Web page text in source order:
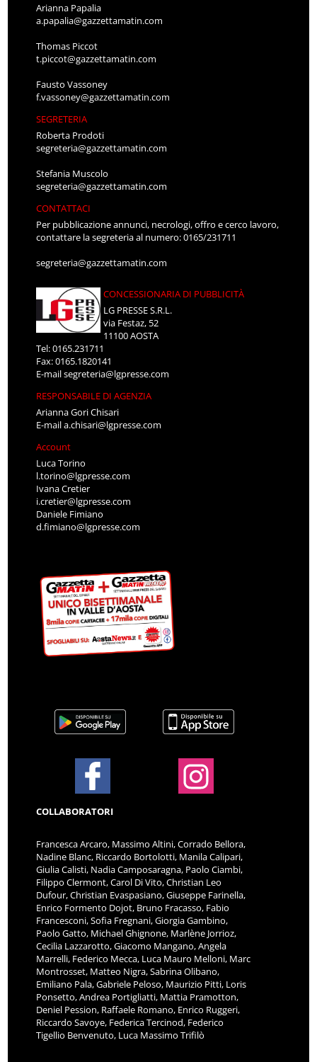
Arianna Papalia
a.papalia@gazzettamatin.com
Thomas Piccot
t.piccot@gazzettamatin.com
Fausto Vassoney
f.vassoney@gazzettamatin.com
SEGRETERIA
Roberta Prodoti
segreteria@gazzettamatin.com
Stefania Muscolo
segreteria@gazzettamatin.com
CONTATTACI
Per pubblicazione annunci, necrologi, offro e cerco lavoro,
contattare la segreteria al numero: 0165/231711
segreteria@gazzettamatin.com
CONCESSIONARIA DI PUBBLICITÀ
LG PRESSE S.R.L.
via Festaz, 52
11100 AOSTA
Tel: 0165.231711
Fax: 0165.1820141
E-mailsegreteria@lgpresse.com
RESPONSABILE DI AGENZIA
Arianna Gori Chisari
E-maila.chisari@lgpresse.com
Account
Luca Torino
l.torino@lgpresse.com
Ivana Cretier
i.cretier@lgpresse.com
Daniele Fimiano
d.fimiano@lgpresse.com
COLLABORATORI
Francesca Arcaro, Massimo Altini, Corrado Bellora,
Nadine Blanc, Riccardo Bortolotti, Manila Calipari,
Giulia Calisti, Nadia Camposaragna, Paolo Ciambi,
Filippo Clermont, Carol Di Vito, Christian Leo
Dufour, Christian Evaspasiano, Giuseppe Farinella,
Enrico Formento Dojot, Bruno Fracasso, Fabio
Francesconi, Sofia Fregnani, Giorgia Gambino,
Paolo Gatto, Michael Ghignone, Marlène Jorrioz,
Cecilia Lazzarotto, Giacomo Mangano, Angela
Marrelli, Federico Mecca, Luca Mauro Melloni, Marc
Montrosset, Matteo Nigra, Sabrina Olibano,
Emiliano Pala, Gabriele Peloso, Maurizio Pitti, Loris
Ponsetto, Andrea Portigliatti, Mattia Pramotton,
Deniel Pession, Raffaele Romano, Enrico Ruggeri,
Riccardo Savoye, Federica Tercinod, Federico
Tigellio Benvenuto, Luca Massimo Trifilò